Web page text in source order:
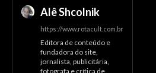
Alê Shcolnik
https://www.rotacult.com.br
Editora de conteúdo e
fundadora do site,
jornalista, publicitária,
fotografa e crítica de